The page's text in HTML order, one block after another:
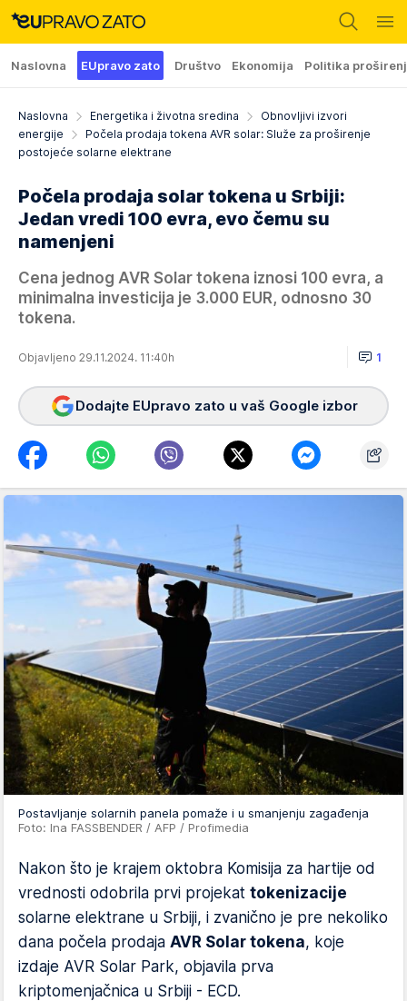
Naslovna EUpravo zato Društvo Ekonomija Politika
Naslovna Energetika i životna sredina
Obnovljivi izvori
energije
Počela prodaja tokena AVR solar: Služe za proširenje
postojeće solarne elektrane
Počela prodaja solar tokena u Srbiji:
Jedan vredi 100 evra, evo čemu su
namenjeni
Cena jednog AVR Solar tokena iznosi 100 evra, a
minimalna investicija je 3.000 EUR, odnosno 30
tokena.
Objavljeno 29.11.2024. 11:40h 1
Dodajte EUpravo zato u vaš Google izbor
Postavljanje solarnih panela pomaže i u smanjenju zagađenja
Foto: Ina FASSBENDER / AFP / Profimedia
Nakon što je krajem oktobra Komisija za hartije od
vrednosti odobrila prvi projekat tokenizacije
solarne elektrane u Srbiji, i zvanično je pre nekoliko
dana počela prodaja AVR Solar tokena, koje
izdaje AVR Solar Park, objavila prva
kriptomenjačnica u Srbiji - ECD.